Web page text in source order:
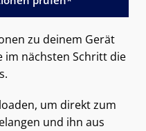
zu deinem Gerät
im nächsten Schritt die
um direkt zum
und ihn aus